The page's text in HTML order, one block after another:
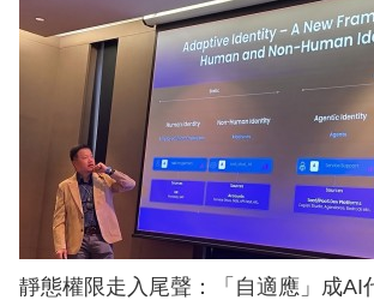
靜態權限走入尾聲：「自適應」成AI